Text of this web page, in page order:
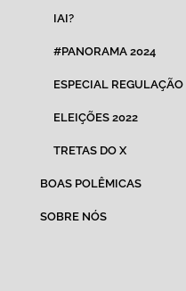
IAI?
#PANORAMA 2024
ESPECIAL REGULAÇÃO
ELEIÇÕES 2022
TRETAS DO X
BOAS POLÊMICAS
SOBRE NÓS